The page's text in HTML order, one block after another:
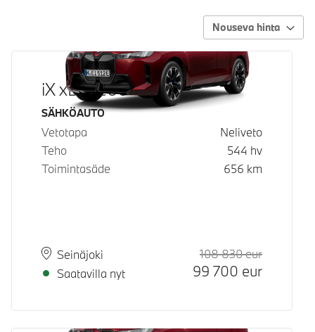
Nouseva hinta
iX xDrive60
Käyttövoima
SÄHKÖAUTO
Vetotapa
Neliveto
Teho
544 hv
Toimintasäde
656 km
Paikkakunta
Seinäjoki
Toimitusaika
Saatavilla nyt
108 830eurHinta
99 700 eur